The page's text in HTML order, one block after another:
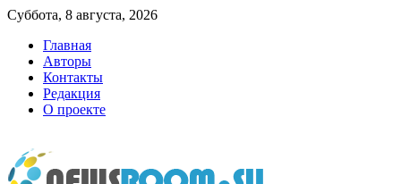
Суббота, 8 августа, 2026
Главная
Авторы
Контакты
Редакция
О проекте